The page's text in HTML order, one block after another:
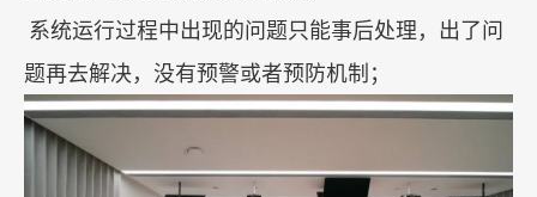
系统运行过程中出现的问题只能事后处理，出了问
题再去解决，没有预警或者预防机制；